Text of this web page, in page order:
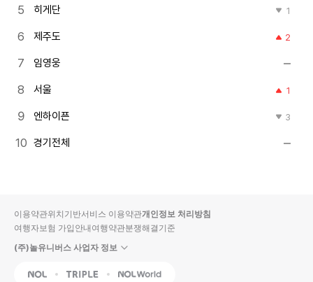
히게단 1
제주도 2
임영웅
서울 1
엔하이픈 3
경기전체
이용약관위치기반서비스 이용약관개인정보 처리방침
여행자보험 가입안내여행약관분쟁해결기준
(주)놀유니버스 사업자 정보
NOL Triple Interpark Global